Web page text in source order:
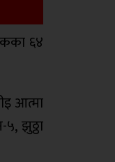
६४
आत्मा
झुठ्ठा